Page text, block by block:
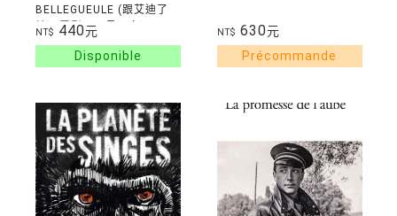
BELLEGUEULE (跟艾迪了
結) (電影：再見馬文)
NT$ 440元 NT$ 630元